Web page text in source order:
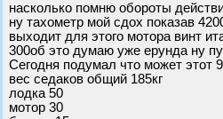
насколько помню обороты
ну тахометр мой сдох показав
выходит для этого мотора винт
300об это думаю уже ерунда ну
Сегодня подумал что может этот
вес седаков общий 185кг
лодка 50
мотор 30